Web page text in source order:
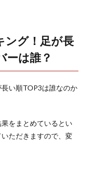
ング！足が長
ーは誰？
い順TOP3は誰なのか
をまとめているとい
ただきますので、変